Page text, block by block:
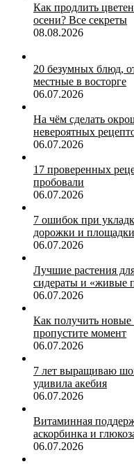
Как продлить
осени? Все секреты
08.08.2026
20 безумных блюд,
местные в восторге
06.07.2026
На чём сделать
невероятных
06.07.2026
17 проверенных
пробовали
06.07.2026
7 ошибок при
дорожки и площадки
06.07.2026
Лучшие растения
сидераты и «живые
06.07.2026
Как получить новые
пропустите момент
06.07.2026
7 лет выращиваю
удивила акебия
06.07.2026
Витаминная
аскорбинка и
06.07.2026